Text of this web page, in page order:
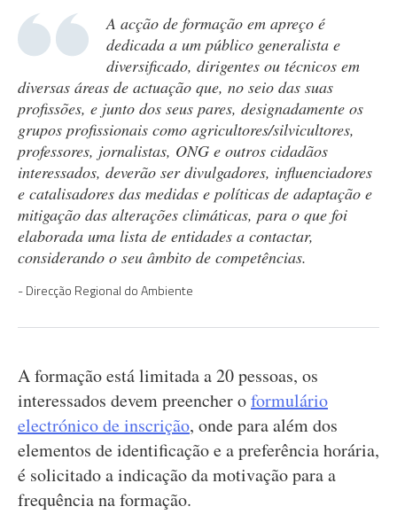
A acção de formação em apreço é
dedicada a um público generalista e
diversificado, dirigentes ou técnicos em
diversas áreas de actuação que, no seio das suas
profissões, e junto dos seus pares, designadamente os
grupos profissionais como agricultores/silvicultores,
professores, jornalistas, ONG e outros cidadãos
interessados, deverão ser divulgadores, influenciadores
e catalisadores das medidas e políticas de adaptação e
mitigação das alterações climáticas, para o que foi
elaborada uma lista de entidades a contactar,
considerando o seu âmbito de competências.
Direcção Regional do Ambiente
A formação está limitada a 20 pessoas, os
interessados devem preencher oformulário
electrónico de inscrição, onde para além dos
elementos de identificação e a preferência horária,
é solicitado a indicação da motivação para a
frequência na formação.